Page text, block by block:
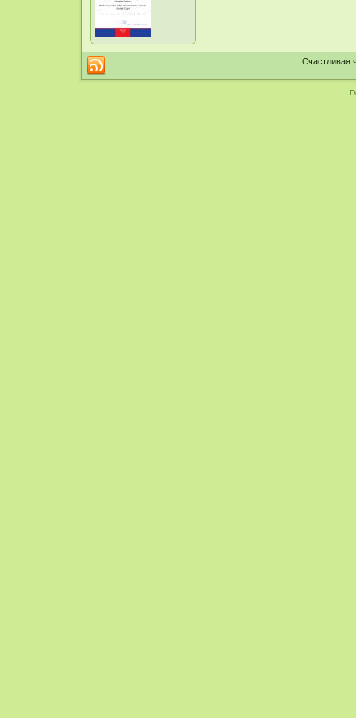
Счастливая